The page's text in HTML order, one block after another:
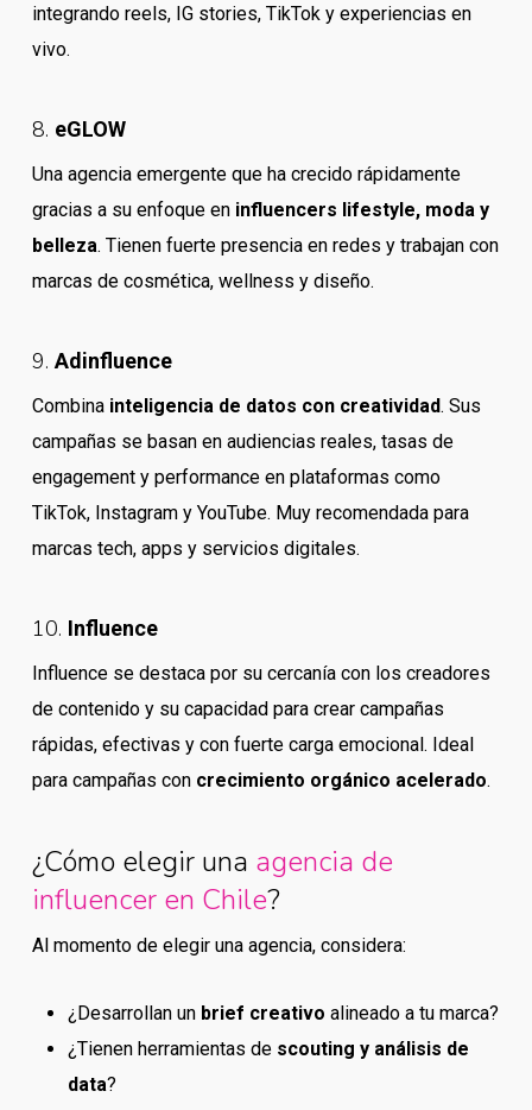
integrando reels, IG stories, TikTok y experiencias en
vivo.
8. eGLOW
Una agencia emergente que ha crecido rápidamente
gracias a su enfoque en influencers lifestyle, moda y
belleza. Tienen fuerte presencia en redes y trabajan con
marcas de cosmética, wellness y diseño.
9.Adinfluence
Combina inteligencia de datos con creatividad. Sus
campañas se basan en audiencias reales, tasas de
engagement y performance en plataformas como
TikTok, Instagram y YouTube. Muy recomendada para
marcas tech, apps y servicios digitales.
10. Influence
Influence se destaca por su cercanía con los creadores
de contenido y su capacidad para crear campañas
rápidas, efectivas y con fuerte carga emocional. Ideal
para campañas con crecimiento orgánico acelerado.
¿Cómo elegir una agencia de
influencer en Chile?
Al momento de elegir una agencia, considera:
¿Desarrollan un brief creativo alineado a tu marca?
¿Tienen herramientas de scouting y análisis de
data?